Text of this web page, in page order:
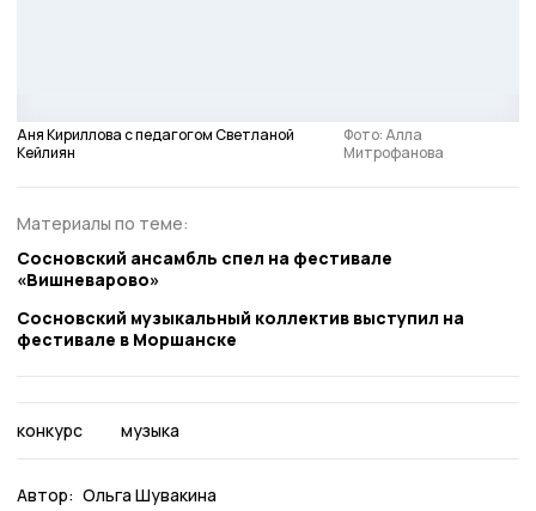
Аня Кириллова с педагогом Светланой
Кейлиян
Фото: Алла
Митрофанова
Материалы по теме:
Сосновский ансамбль спел на фестивале
«Вишневарово»
Сосновский музыкальный коллектив выступил на
фестивале в Моршанске
конкурс музыка
Автор: Ольга Шувакина